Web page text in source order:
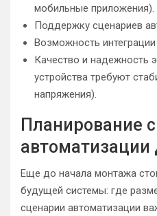
мобильные приложения).
Поддержку сценариев
Возможность
Качество и надежность
устройства требуют
напряжения).
Планирование
автоматизации
Еще до начала монтажа
будущей системы: где
сценарии автоматизации